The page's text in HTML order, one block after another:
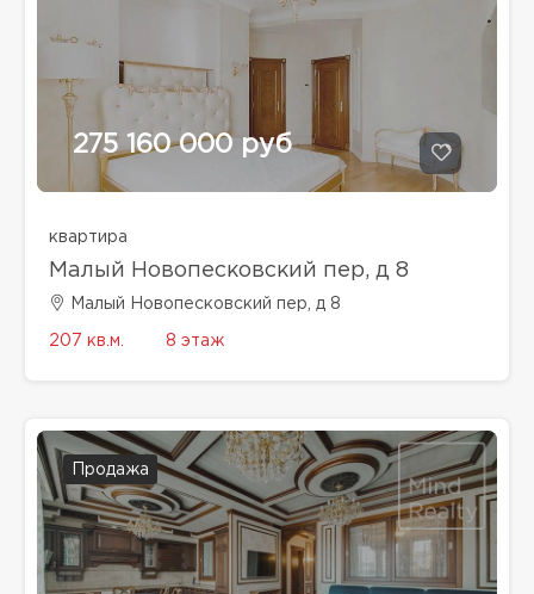
275 160 000 руб
квартира
Малый Новопесковский пер, д 8
Малый Новопесковский пер, д 8
207 кв.м. 8 этаж
Продажа